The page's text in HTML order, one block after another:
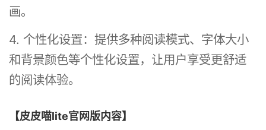
画。
4. 个性化设置：提供多种阅读模式、字体大小
和背景颜色等个性化设置，让用户享受更舒适
的阅读体验。
【皮皮喵lite官网版内容】